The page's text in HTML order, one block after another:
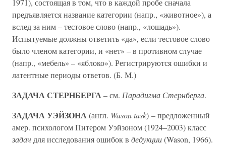
1971), состоящая в том, что в каждой пробе сначала
предъявляется название категории (напр., «животное»), а
вслед за ним – тестовое слово (напр., «лошадь»).
Испытуемые должны ответить «да», если тестовое слово
было членом категории, и «нет» – в противном случае
(напр., «мебель» – «яблоко»). Регистрируются ошибки и
латентные периоды ответов. (Б. М.)
ЗАДАЧА СТЕРНБЕРГА– см. Парадигма Стернберга.
ЗАДАЧА УЭЙЗОНА(англ. Wason task) – предложенный
амер. психологом Питером Уэйзоном (1924–2003) класс
задач для исследования ошибок в дедукции(Wason, 1966).